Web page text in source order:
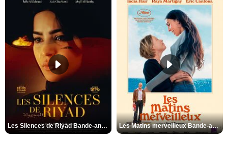
Les Silences de Riyad Bande-annonce VO STFR Les Matins merveilleux Bande-annonce VF